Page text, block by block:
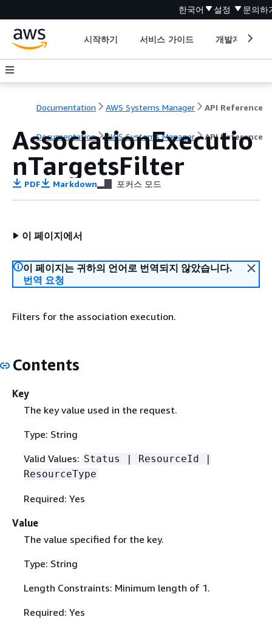
한국어 설정 문의하
시작하기 서비스 가이드 개발자 도구
Documentation AWS Systems Manager API Reference
Documentation AWS Systems Manager API Reference
AssociationExecutio
nTargetsFilter
PDF Markdown 포커스 모드
이 페이지에서
이 페이지는 귀하의 언어로 번역되지 않았습니다.
번역 요청
Filters for the association execution.
Contents
Key
The key value used in the request.
Type: String
Valid Values: Status | ResourceId |
ResourceType
Required: Yes
Value
The value specified for the key.
Type: String
Length Constraints: Minimum length of 1.
Required: Yes